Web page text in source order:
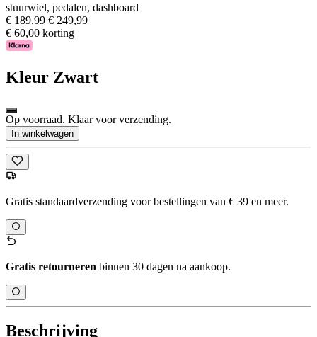
stuurwiel, pedalen, dashboard
€ 189,99 € 249,99
€ 60,00 korting
Kleur Zwart
Op voorraad. Klaar voor verzending.
In winkelwagen
Gratis standaardverzending voor bestellingen van € 39 en meer.
Gratis retourneren binnen 30 dagen na aankoop.
Beschrijving